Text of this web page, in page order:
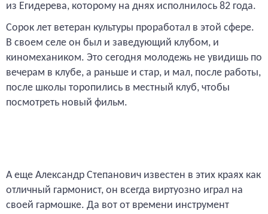
из Егидерева, которому на днях исполнилось 82 года.
Сорок лет ветеран культуры проработал в этой сфере.
В своем селе он был и заведующий клубом, и
киномехаником. Это сегодня молодежь не увидишь по
вечерам в клубе, а раньше и стар, и мал, после работы,
после школы торопились в местный клуб, чтобы
посмотреть новый фильм.
А еще Александр Степанович известен в этих краях как
отличный гармонист, он всегда виртуозно играл на
своей гармошке. Да вот от времени инструмент